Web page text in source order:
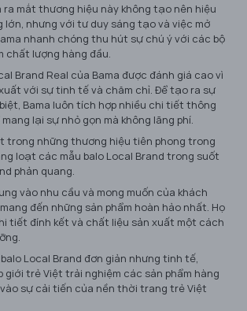
ra mắt thương hiệu này không tạo nên hiệu
lớn, nhưng với tư duy sáng tạo và việc mở
nhanh chóng thu hút sự chú ý với các bộ
chất lượng hàng đầu.
Brand Real của Bama được đánh giá cao vì
với sự tinh tế và chăm chỉ. Để tạo ra sự
Bama luôn tích hợp nhiều chi tiết thông
lại sự nhỏ gọn mà không lãng phí.
trong những thương hiệu tiên phong trong
loạt các mẫu balo Local Brand trong suốt
phản quang.
vào nhu cầu và mong muốn của khách
đến những sản phẩm hoàn hảo nhất. Họ
tiết đính kết và chất liệu sản xuất một cách
Local Brand đơn giản nhưng tinh tế,
giới trẻ Việt trải nghiệm các sản phẩm hàng
sự cải tiến của nền thời trang trẻ Việt